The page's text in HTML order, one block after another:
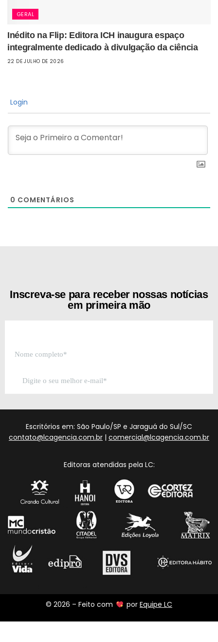
GERAL
Inédito na Flip: Editora ICH inaugura espaço
integralmente dedicado à divulgação da ciência
22 DE JULHO DE 2026
Login
0 COMENTÁRIOS
Inscreva-se para receber nossas notícias
em primeira mão
Escritórios em: São Paulo/SP e Jaraguá do Sul/SC
contato@lcagencia.com.br | comercial@lcagencia.com.br
Editoras atendidas pela LC:
© 2026 – Feito com por Equipe LC